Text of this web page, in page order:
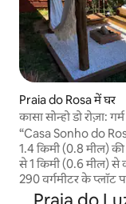
Praia do Rosa में घर
कासा सोन्हो डो रोज़ा:
बारबेक्यू
“Casa Sonho do
1.4 किमी (0.8 मील) की
से 1 किमी (0.6 मील) से
290 वर्गमीटर के प्लॉट
आपके और आपके ग्रुप के लिए